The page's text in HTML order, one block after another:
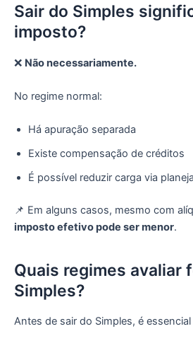
Sair do Simples
imposto?
❌ Não necessariamente.
No regime normal:
Há apuração separada
Existe compensação de créditos
É possível reduzir carga via
📌 Em alguns casos, mesmo com
imposto efetivo pode ser menor.
Quais regimes avaliar
Simples?
Antes de sair do Simples, é